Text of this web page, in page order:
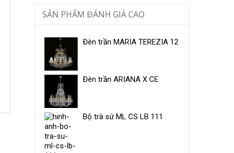
SẢN PHẨM ĐÁNH GIÁ CAO
Đèn trần MARIA TEREZIA 12
Đèn trần ARIANA X CE
Bộ trà sứ ​ML CS LB 111